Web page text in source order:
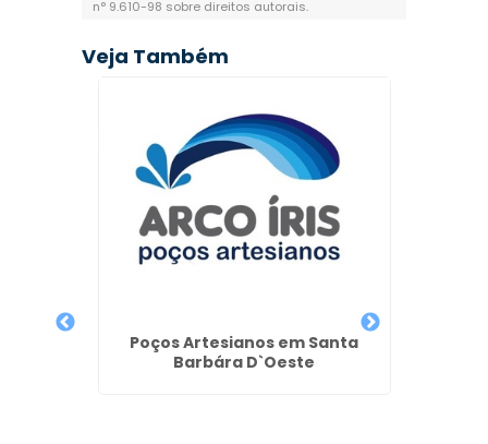
n° 9.610-98 sobre direitos autorais.
Veja Também
Poços Artesianos em Santa
Barbára D`Oeste